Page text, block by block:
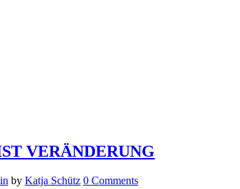
VERÄNDERUNG
by Katja Schütz 0 Comments